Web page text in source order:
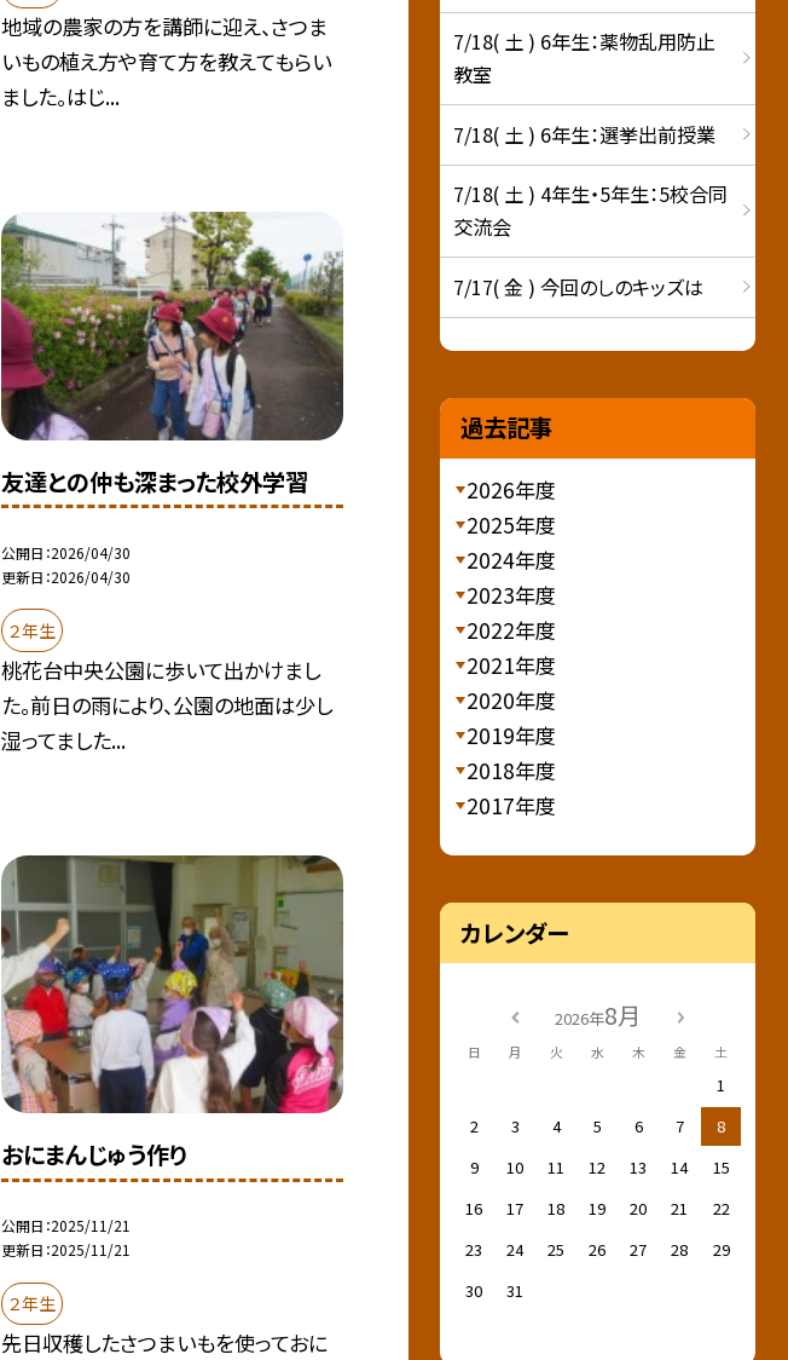
地域の農家の方を講師に迎え、さつま
いもの植え方や育て方を教えてもらい
ました。はじ...
友達との仲も深まった校外学習
公開日 2026/04/30
更新日 2026/04/30
２年生
桃花台中央公園に歩いて出かけまし
た。前日の雨により、公園の地面は少し
湿ってました...
おにまんじゅう作り
公開日 2025/11/21
更新日 2025/11/21
２年生
先日収穫したさつまいもを使っておに
7/18( 土 ) 6年生：薬物乱用防止
教室
7/18( 土 ) 6年生：選挙出前授業
7/18( 土 ) 4年生・5年生：5校合同
交流会
7/17( 金 ) 今回のしのキッズは
過去記事
2026年度
2025年度
2024年度
2023年度
2022年度
2021年度
2020年度
2019年度
2018年度
2017年度
カレンダー
2026年8月
日 月 火 水 木 金 土
1
2
3 4 5 6 7
8
9
10 11 12 13 14
15
16
17 18 19 20 21
22
23
24 25 26 27 28
29
30
31